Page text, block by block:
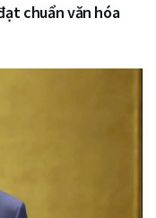
chuẩn văn hóa